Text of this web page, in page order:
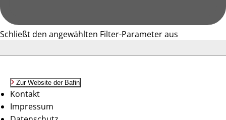
Schließt den angewählten Filter-Parameter aus
Zur Website der Bafin
Kontakt
Impressum